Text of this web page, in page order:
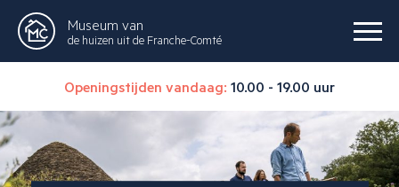
Museum van
de huizen uit de Franche-Comté
Openingstijden vandaag: 10.00 - 19.00 uur